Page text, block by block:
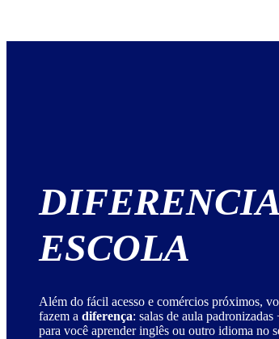
ESCOLA
Além do fácil acesso e comércios próximos,
fazem a diferença: salas de aula
para você aprender inglês ou outro idioma no